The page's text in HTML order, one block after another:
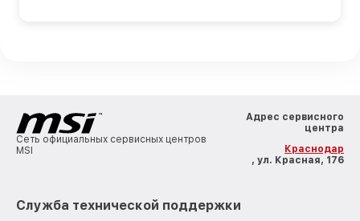
Сеть официальных сервисных центров
MSI
Адрес сервисного
центра
Краснодар
, ул. Красная, 176
Служба технической поддержки